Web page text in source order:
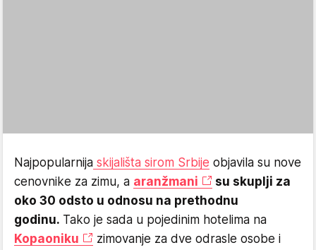
Najpopularnija skijališta sirom Srbije objavila su nove
cenovnike za zimu, a aranžmani
su skuplji za
oko 30 odsto u odnosu na prethodnu
godinu. Tako je sada u pojedinim hotelima na
Kopaoniku
zimovanje za dve odrasle osobe i